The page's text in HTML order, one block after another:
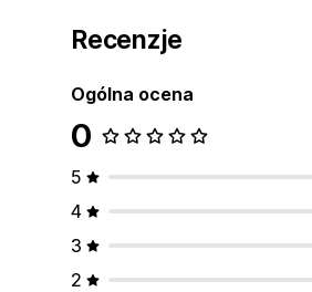
Recenzje
Ogólna ocena
0
5
4
3
2